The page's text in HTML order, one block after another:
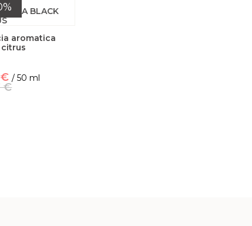
aromatica
/ 50 ml
€